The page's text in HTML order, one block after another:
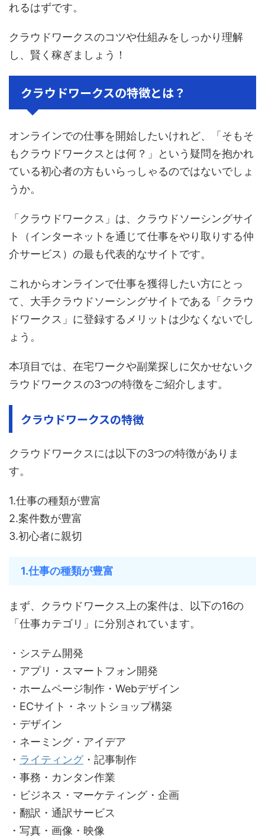
れるはずです。
クラウドワークスのコツや仕組みをしっかり理解
し、賢く稼ぎましょう！
クラウドワークスの特徴とは？
オンラインでの仕事を開始したいけれど、「そもそ
もクラウドワークスとは何？」という疑問を抱かれ
ている初心者の方もいらっしゃるのではないでしょ
うか。
「クラウドワークス」は、クラウドソーシングサイ
ト（インターネットを通じて仕事をやり取りする仲
介サービス）の最も代表的なサイトです。
これからオンラインで仕事を獲得したい方にとっ
て、大手クラウドソーシングサイトである「クラウ
ドワークス」に登録するメリットは少なくないでし
ょう。
本項目では、在宅ワークや副業探しに欠かせないク
ラウドワークスの3つの特徴をご紹介します。
クラウドワークスの特徴
クラウドワークスには以下の3つの特徴がありま
す。
1.仕事の種類が豊富
2.案件数が豊富
3.初心者に親切
1.仕事の種類が豊富
まず、クラウドワークス上の案件は、以下の16の
「仕事カテゴリ」に分別されています。
・システム開発
・アプリ・スマートフォン開発
・ホームページ制作・Webデザイン
・ECサイト・ネットショップ構築
・デザイン
・ネーミング・アイデア
・ ライティング・記事制作
・事務・カンタン作業
・ビジネス・マーケティング・企画
・翻訳・通訳サービス
・写真・画像・映像